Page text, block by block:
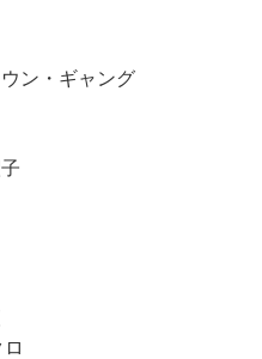
ン・ギャング